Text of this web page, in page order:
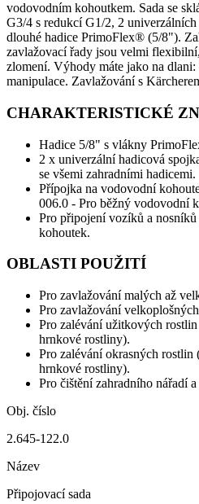
vodovodním kohoutkem. Sada se
G3/4 s redukcí G1/2, 2
dlouhé hadice PrimoFlex® (5/8").
zavlažovací řady jsou velmi
zlomení. Výhody máte jako na
manipulace. Zavlažování s
CHARAKTERISTICKÉ
Hadice 5/8" s vlákny
2 x univerzální hadicová
se všemi zahradními hadicemi.
Přípojka na vodovodní
006.0 - Pro běžný vodovodní
Pro připojení vozíků a
kohoutek.
OBLASTI POUŽITÍ
Pro zavlažování malých až
Pro zavlažování
Pro zalévání užitkových
hrnkové rostliny).
Pro zalévání okrasných rostlin
hrnkové rostliny).
Pro čištění zahradního nářadí
Obj. číslo
2.645-122.0
Název
Připojovací sada